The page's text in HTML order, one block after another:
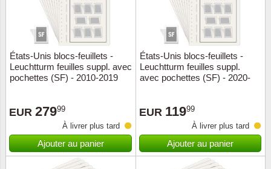
États-Unis blocs-feuillets -
Leuchtturm feuilles suppl. avec
pochettes (SF) - 2010-2019
EUR 27999
À livrer plus tard
Ajouter au panier
États-Unis blocs-feuillets -
Leuchtturm feuilles suppl.
avec pochettes (SF) - 2020-
EUR 11999
À livrer plus tard
Ajouter au panier
Japon
Malte